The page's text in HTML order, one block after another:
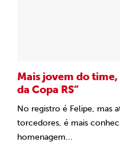
Mais jovem do
da Copa RS”
No registro é Felipe, mas
torcedores, é mais
homenagem...